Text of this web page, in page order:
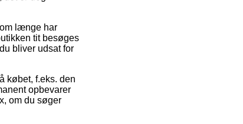
længe har
tit besøges
bliver udsat for
købet, f.eks. den
opbevarer
om du søger